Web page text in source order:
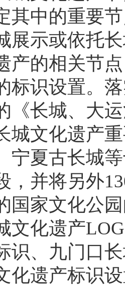
其中的重要
展示或依托
产的相关节
标识设置。
《长城、大
城文化遗产
宁夏古长城
，并将另外
国家文化公
文化遗产
识、九门口
化遗产标识